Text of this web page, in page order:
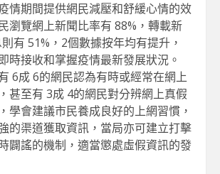
情期間提供網民減壓和舒緩心情的效
瀏覽網上新聞比率有 88%，轉載新
有 51%，2個數據按年均有提升，
時接收和掌握疫情最新發展狀況。
6成 6的網民認為有時或經常在網上
甚至有 3成 4的網民對分辨網上真假
學會建議市民養成良好的上網習慣，
的渠道獲取資訊，當局亦可建立打擊
闢謠的機制，適當懲處虛假資訊的發